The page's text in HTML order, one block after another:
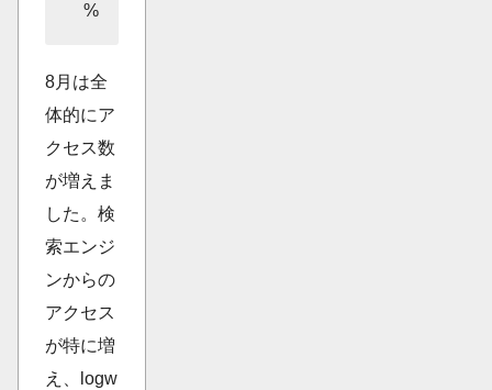
%
8月は全
体的にア
クセス数
が増えま
した。検
索エンジ
ンからの
アクセス
が特に増
え、logw